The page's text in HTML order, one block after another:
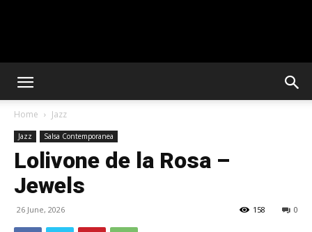
Solar
Home Jazz
Jazz Salsa Contemporanea
Lolivone de la Rosa –
Jewels
26 June, 2026 0
158